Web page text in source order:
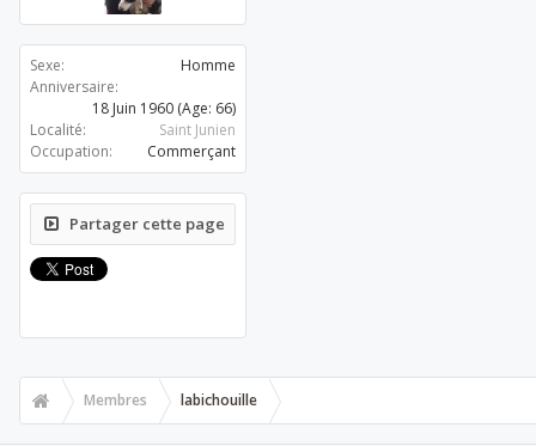
Sexe:
Homme
Anniversaire:
18 Juin 1960 (Age: 66)
Localité:
Saint Junien
Occupation:
Commerçant
Partager cette page
Membres labichouille